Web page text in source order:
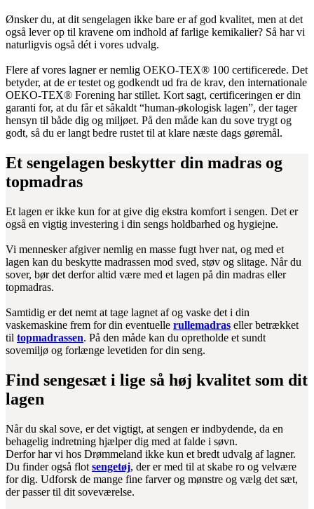
Ønsker du, at dit sengelagen ikke bare er af god kvalitet, men at det
også lever op til kravene om indhold af farlige kemikalier? Så har vi
naturligvis også dét i vores udvalg.
Flere af vores lagner er nemlig OEKO-TEX® 100 certificerede. Det
betyder, at de er testet og godkendt ud fra de krav, den internationale
OEKO-TEX® Forening har stillet. Kort sagt, certificeringen er din
garanti for, at du får et såkaldt “human-økologisk lagen”, der tager
hensyn til både dig og miljøet. På den måde kan du sove trygt og
godt, så du er langt bedre rustet til at klare næste dags gøremål.
Et sengelagen beskytter din madras og
topmadras
Et lagen er ikke kun for at give dig ekstra komfort i sengen. Det er
også en vigtig investering i din sengs holdbarhed og hygiejne.
Vi mennesker afgiver nemlig en masse fugt hver nat, og med et
lagen kan du beskytte madrassen mod sved, støv og slitage. Når du
sover, bør det derfor altid være med et lagen på din madras eller
topmadras.
Samtidig er det nemt at tage lagnet af og vaske det i din
vaskemaskine frem for din eventuelle rullemadras eller betrækket
til topmadrassen. På den måde kan du opretholde et sundt
sovemiljø og forlænge levetiden for din seng.
Find sengesæt i lige så høj kvalitet som dit
lagen
Når du skal sove, er det vigtigt, at sengen er indbydende, da en
behagelig indretning hjælper dig med at falde i søvn.
Derfor har vi hos Drømmeland ikke kun et bredt udvalg af lagner.
Du finder også flot sengetøj, der er med til at skabe ro og velvære
for dig. Udforsk de mange fine farver og mønstre og vælg det sæt,
der passer til dit soveværelse.